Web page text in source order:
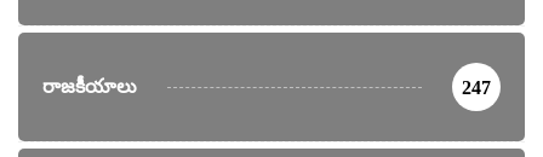
రాజకీయాలు 247